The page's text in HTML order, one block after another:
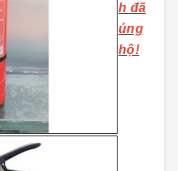
h đã
ủng
hộ!